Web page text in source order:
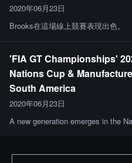
2020年06月23日
Brooks在這場線上競賽表現出色。
'FIA GT Championships'
Nations Cup &
South America
2020年06月23日
A new generation emerges in the